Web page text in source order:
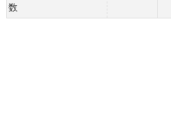
数